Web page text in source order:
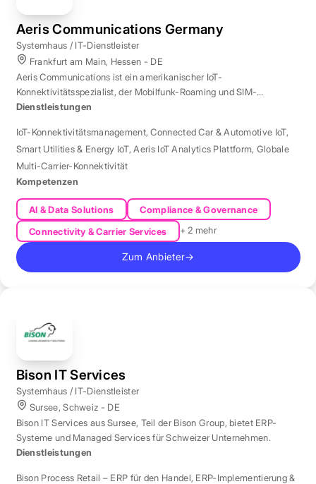
Aeris Communications Germany
Systemhaus / IT-Dienstleister
Frankfurt am Main, Hessen - DE
Aeris Communications ist ein amerikanischer IoT-
Konnektivitätsspezialist, der Mobilfunk-Roaming und SIM-
Management in über 190 Ländern verwaltet.
Dienstleistungen
IoT-Konnektivitätsmanagement,Connected Car & Automotive IoT,
Smart Utilities & Energy IoT,Aeris IoT Analytics Plattform, Globale
Multi-Carrier-Konnektivität
Kompetenzen
AI & Data Solutions
Compliance & Governance
Connectivity & Carrier Services
+ 2 mehr
Zum Anbieter→
Bison IT Services
Systemhaus / IT-Dienstleister
Sursee, Schweiz - DE
Bison IT Services aus Sursee, Teil der Bison Group, bietet ERP-
Systeme und Managed Services für Schweizer Unternehmen.
Dienstleistungen
Bison Process Retail – ERP für den Handel, ERP-Implementierung &